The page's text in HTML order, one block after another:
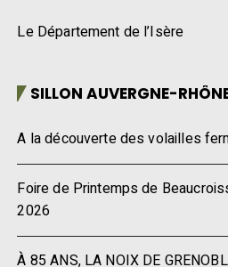
Le Département de l’Isère
SILLON AUVERGNE-
A la découverte des volailles
Foire de Printemps de
2026
À 85 ANS, LA NOIX DE